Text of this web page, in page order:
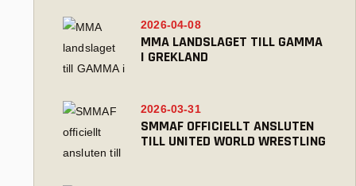
MMA LANDSLAGET TILL GAMMA
I GREKLAND
2026-04-08
SMMAF OFFICIELLT ANSLUTEN
TILL UNITED WORLD WRESTLING
2026-03-31